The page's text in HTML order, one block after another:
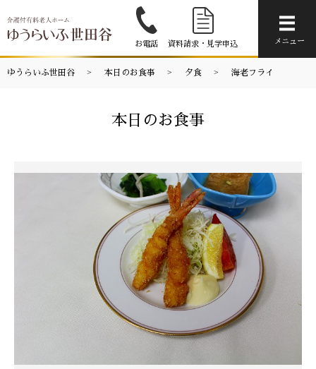
お電話 資料請求・見学申込 メニュー
ゆうらいふ世田谷 本日のお食事 夕食 海老フライ
本日のお食事